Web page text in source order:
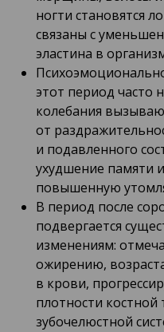
ногти становятся
связаны с
эластина в
этот период часто
колебания
от
и подавленного
ухудшение памяти
повышенную
В период после
подвергается
изменениям:
ожирению,
в крови,
плотности костной
зубочелюстной